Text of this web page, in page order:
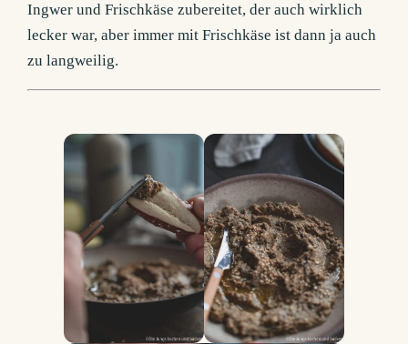
Ingwer und Frischkäse zubereitet, der auch wirklich
lecker war, aber immer mit Frischkäse ist dann ja auch
zu langweilig.